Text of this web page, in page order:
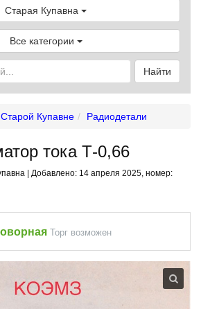
Старая Купавна
Все категории
Найти
Купавне Радиодетали
тока Т-0,66
| Добавлено: 14 апреля 2025, номер:
Торг возможен